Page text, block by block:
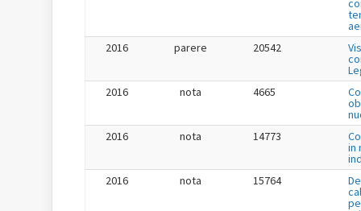
2016
parere 20542
2016
nota 4665
2016
nota 14773
in
2016
nota 15764